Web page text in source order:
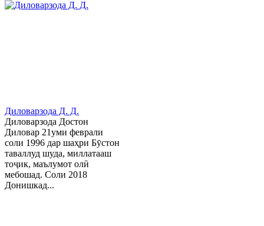
Диловарзода Д. Д.
Диловарзода Достон
Диловар 21уми феврали
соли 1996 дар шаҳри Бӯстон
таваллуд шуда, миллатааш
тоҷик, маълумот олӣ
мебошад. Соли 2018
Донишкад...